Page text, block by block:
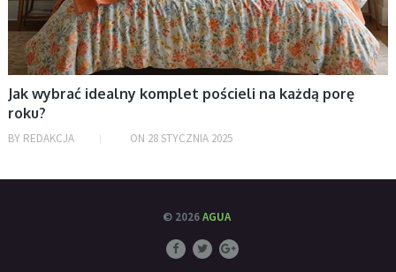
Jak wybrać idealny komplet pościeli na każdą porę
roku?
BY REDAKCJA ON 28 STYCZNIA 2025
© 2026AGUA